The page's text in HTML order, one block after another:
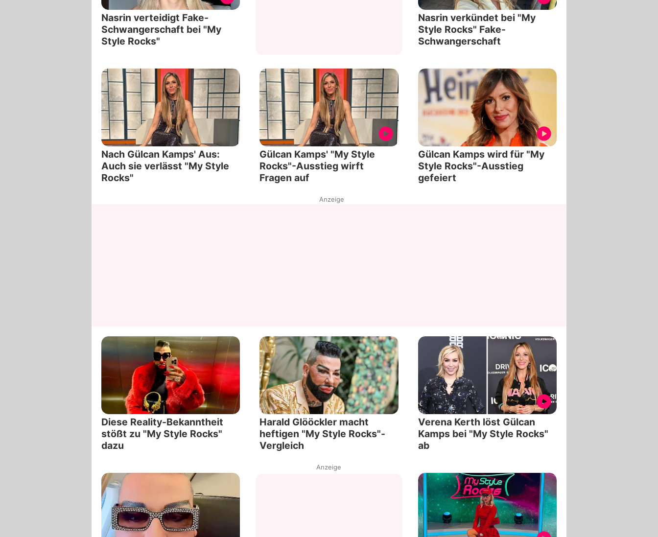
Nasrin verteidigt Fake-
Schwangerschaft bei "My
Style Rocks"
Nasrin verkündet bei "My
Style Rocks" Fake-
Schwangerschaft
Nach Gülcan Kamps' Aus:
Auch sie verlässt "My Style
Rocks"
Gülcan Kamps' "My Style
Rocks"-Ausstieg wirft
Fragen auf
Gülcan Kamps wird für "My
Style Rocks"-Ausstieg
gefeiert
Anzeige
Diese Reality-Bekanntheit
stößt zu "My Style Rocks"
dazu
Harald Glööckler macht
heftigen "My Style Rocks"-
Vergleich
Verena Kerth löst Gülcan
Kamps bei "My Style Rocks"
ab
Anzeige